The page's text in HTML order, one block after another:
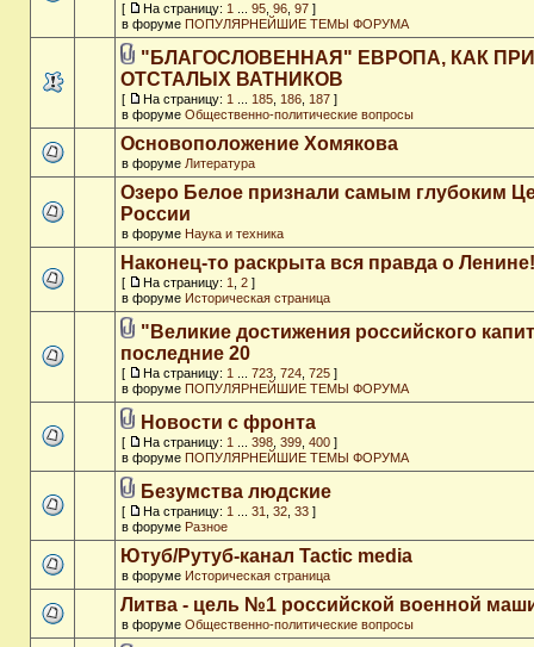
[ На страницу: 1 95 96 97 ]
в форуме ПОПУЛЯРНЕЙШИЕ ТЕМЫ ФОРУМА
"БЛАГОСЛОВЕННАЯ" ЕВРОПА, КАК
ОТСТАЛЫХ ВАТНИКОВ
[ На страницу: 1 185 186 187 ]
в форуме Общественно-политические вопросы
Основоположение Хомякова
в форуме Литература
Озеро Белое признали самым глубоким
России
в форуме Наука и техника
Наконец-то раскрыта вся правда о Ленине!
[ На страницу: 1 2 ]
в форуме Историческая страница
"Великие достижения российского
последние 20
[ На страницу: 1 723 724 725 ]
в форуме ПОПУЛЯРНЕЙШИЕ ТЕМЫ ФОРУМА
Новости с фронта
[ На страницу: 1 398 399 400 ]
в форуме ПОПУЛЯРНЕЙШИЕ ТЕМЫ ФОРУМА
Безумства людские
[ На страницу: 1 31 32 33 ]
в форуме Разное
Ютуб/Рутуб-канал Tactic media
в форуме Историческая страница
Литва - цель №1 российской военной
в форуме Общественно-политические вопросы